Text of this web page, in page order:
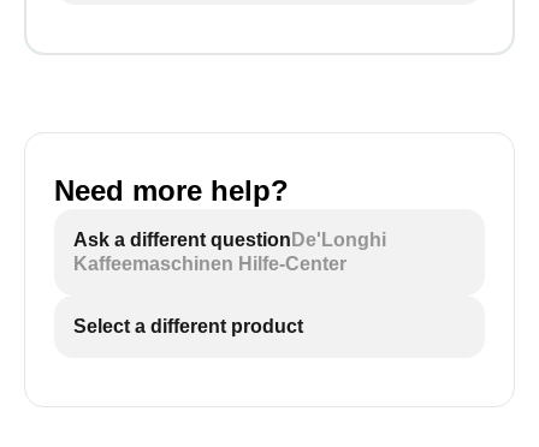
Need more help?
Ask a different question De'Longhi
Kaffeemaschinen Hilfe-Center
Select a different product